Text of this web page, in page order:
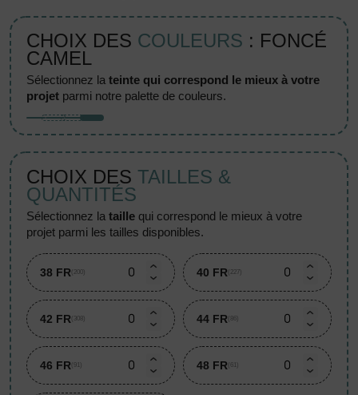
CHOIX DES COULEURS : FONCÉ
CAMEL
sélectionnez lateinte qui correspond le mieux à votre
projet parmi notre palette de couleurs.
CHOIX DES TAILLES &
QUANTITÉS
sélectionnez lataille qui correspond le mieux à votre
projet parmi les tailles disponibles.
38 FR (200) 40 FR (227)
42 FR (308) 44 FR (86)
46 FR (91) 48 FR (61)